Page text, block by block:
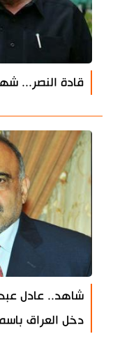
قادة النصر...
شاهد.. عادل
دخل العراق